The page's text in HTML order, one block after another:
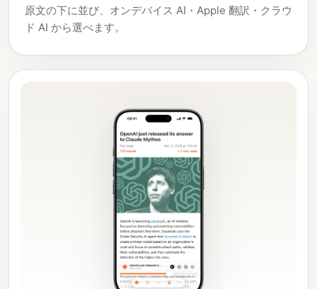
原文の下に並び、オンデバイス AI・Apple 翻訳・クラウ
ド AI から選べます。